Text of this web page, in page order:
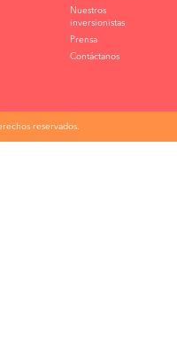
Nuestros
inversionistas
Prensa
Contáctanos
reservados.